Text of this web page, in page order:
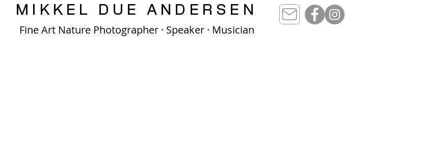
MIKKEL DUE ANDERSEN
Fine Art Nature Photographer · Speaker · Musician